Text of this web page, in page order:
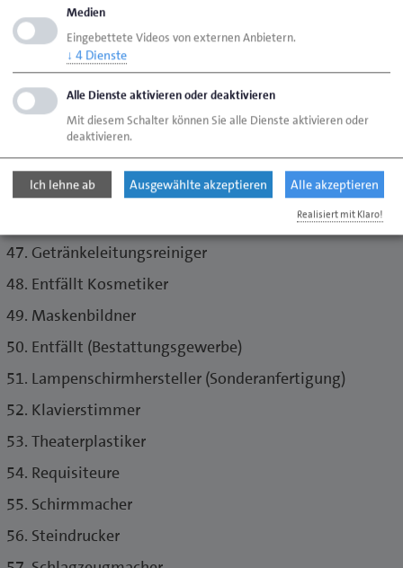
Gerber
Innerei-Fleischer (Kuttler)
Speiseeishersteller (mit Vertrieb von Speiseeis mit
üblichem Zubehör)
Fleischzerleger, Ausbeiner
Appreteure, Dekateure
Schnellreiniger
Getränkeleitungsreiniger
Entfällt Kosmetiker
Maskenbildner
Entfällt (Bestattungsgewerbe)
Lampenschirmhersteller (Sonderanfertigung)
Klavierstimmer
Theaterplastiker
Requisiteure
Schirmmacher
Steindrucker
Medien
Eingebettete Videos von externen Anbietern.
↓ 4 Dienste
Alle Dienste aktivieren oder deaktivieren
Mit diesem Schalter können Sie alle Dienste aktivieren oder
deaktivieren.
Ich lehne ab Ausgewählte akzeptieren Alle akzeptieren
Realisiert mit Klaro!